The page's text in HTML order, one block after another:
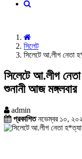
সিলেট
সিলেটে আ.লীগ নেতা
সিলেটে আ.লীগ
শুনানী আজ মঙ্গলবার
admin
প্রকাশিতনভেম্বর ১০,